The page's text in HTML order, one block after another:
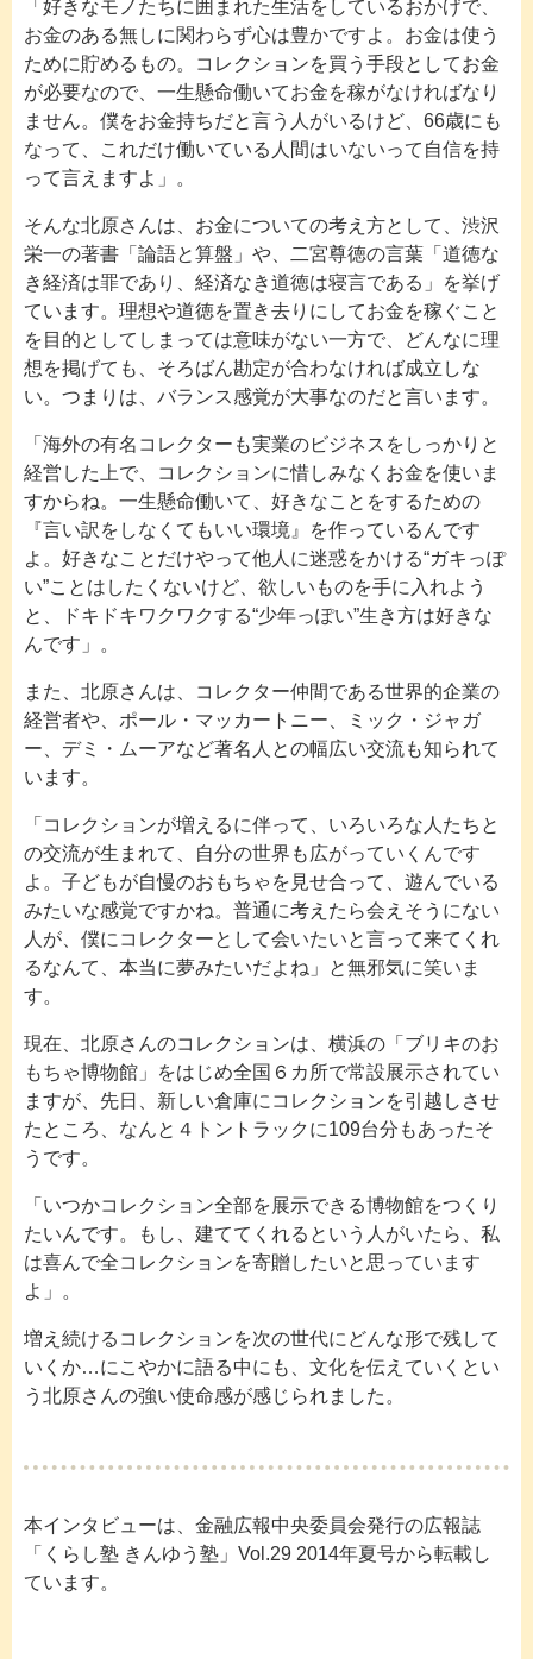
「好きなモノたちに囲まれた生活をしているおかげで、
お金のある無しに関わらず心は豊かですよ。お金は使う
ために貯めるもの。コレクションを買う手段としてお金
が必要なので、一生懸命働いてお金を稼がなければなり
ません。僕をお金持ちだと言う人がいるけど、66歳にも
なって、これだけ働いている人間はいないって自信を持
って言えますよ」。
そんな北原さんは、お金についての考え方として、渋沢
栄一の著書「論語と算盤」や、二宮尊徳の言葉「道徳な
き経済は罪であり、経済なき道徳は寝言である」を挙げ
ています。理想や道徳を置き去りにしてお金を稼ぐこと
を目的としてしまっては意味がない一方で、どんなに理
想を掲げても、そろばん勘定が合わなければ成立しな
い。つまりは、バランス感覚が大事なのだと言います。
「海外の有名コレクターも実業のビジネスをしっかりと
経営した上で、コレクションに惜しみなくお金を使いま
すからね。一生懸命働いて、好きなことをするための
『言い訳をしなくてもいい環境』を作っているんです
よ。好きなことだけやって他人に迷惑をかける“ガキっぽ
い”ことはしたくないけど、欲しいものを手に入れよう
と、ドキドキワクワクする“少年っぽい”生き方は好きな
んです」。
また、北原さんは、コレクター仲間である世界的企業の
経営者や、ポール・マッカートニー、ミック・ジャガ
ー、デミ・ムーアなど著名人との幅広い交流も知られて
います。
「コレクションが増えるに伴って、いろいろな人たちと
の交流が生まれて、自分の世界も広がっていくんです
よ。子どもが自慢のおもちゃを見せ合って、遊んでいる
みたいな感覚ですかね。普通に考えたら会えそうにない
人が、僕にコレクターとして会いたいと言って来てくれ
るなんて、本当に夢みたいだよね」と無邪気に笑いま
す。
現在、北原さんのコレクションは、横浜の「ブリキのお
もちゃ博物館」をはじめ全国６カ所で常設展示されてい
ますが、先日、新しい倉庫にコレクションを引越しさせ
たところ、なんと４トントラックに109台分もあったそ
うです。
「いつかコレクション全部を展示できる博物館をつくり
たいんです。もし、建ててくれるという人がいたら、私
は喜んで全コレクションを寄贈したいと思っています
よ」。
増え続けるコレクションを次の世代にどんな形で残して
いくか…にこやかに語る中にも、文化を伝えていくとい
う北原さんの強い使命感が感じられました。
本インタビューは、金融広報中央委員会発行の広報誌
「くらし塾 きんゆう塾」Vol.29 2014年夏号から転載し
ています。